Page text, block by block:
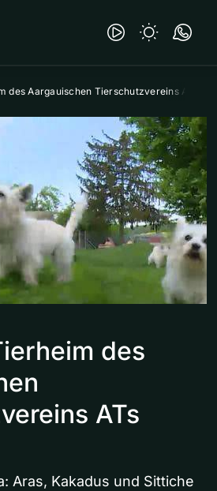
des Aargauischen Tierschutzvereins ATs
des
ATs
Aras, Kakadus und Sittiche